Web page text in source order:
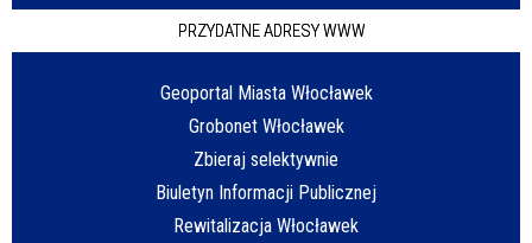
PRZYDATNE ADRESY WWW
Geoportal Miasta Włocławek
Grobonet Włocławek
Zbieraj selektywnie
Biuletyn Informacji Publicznej
Rewitalizacja Włocławek